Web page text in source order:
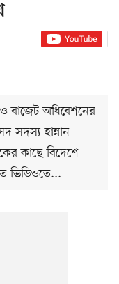
বাজেট অধিবেশনের
সদস্য হান্নান
কাছে বিদেশে
ভিডিওতে...